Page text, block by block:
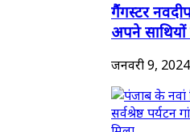
गैंगस्टर
अपने
जनवरी 9, 2024